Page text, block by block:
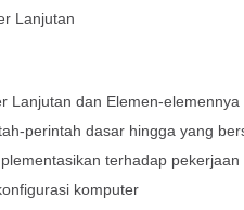
Lanjutan
Lanjutan dan Elemen-elemennya
perintah dasar hingga yang
terhadap
komputer